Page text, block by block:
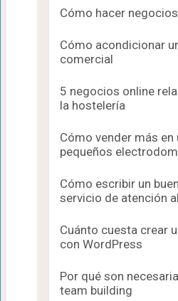
Cómo hacer
Cómo acondicionar
comercial
5 negocios online
la hostelería
Cómo vender más en
pequeños
Cómo escribir un
servicio de atención
Cuánto cuesta crear
con WordPress
Por qué son
team building